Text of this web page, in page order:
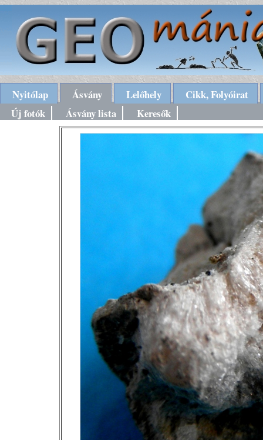
Nyitólap Ásvány Lelőhely
Cikk, Folyóirat
Új fotók
Ásvány lista Keresők